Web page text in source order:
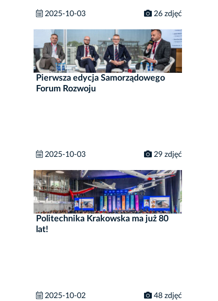
2025-10-03 26 zdjęć
Pierwsza edycja Samorządowego
Forum Rozwoju
2025-10-03 29 zdjęć
Politechnika Krakowska ma już 80
lat!
2025-10-02 48 zdjęć